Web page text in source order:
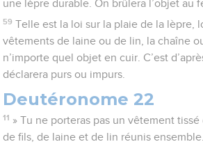
une lèpre durable. On brûlera l’objet au
59 Telle est la loi sur la plaie de la lèpre,
vêtements de laine ou de lin, la chaîne
n’importe quel objet en cuir. C’est
déclarera purs ou impurs.
Deutéronome 22
11 » Tu ne porteras pas un vêtement
de fils, de laine et de lin réunis ensemble.